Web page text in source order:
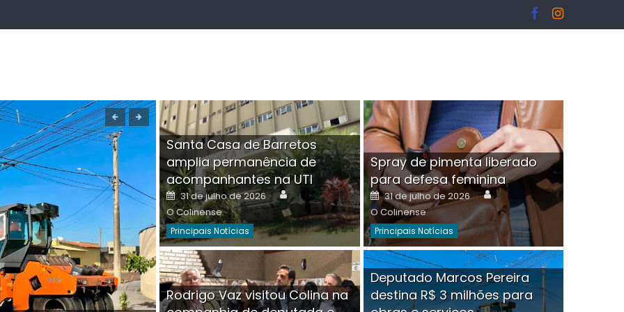
Boutique na Av. Ângelo Martins Tristão é
invadida por criminoso mascarado
Santa Casa de Barretos
amplia permanência de
acompanhantes na UTI
Posted
on
31 de julho de 2026 Author
O Colinense
Principais Notícias
Spray de pimenta liberado
para defesa feminina
Posted
on
31 de julho de 2026 Author
O Colinense
Principais Notícias
Rodrigo Vaz visitou Colina na
Deputado Marcos Pereira
destina R$ 3 milhões para